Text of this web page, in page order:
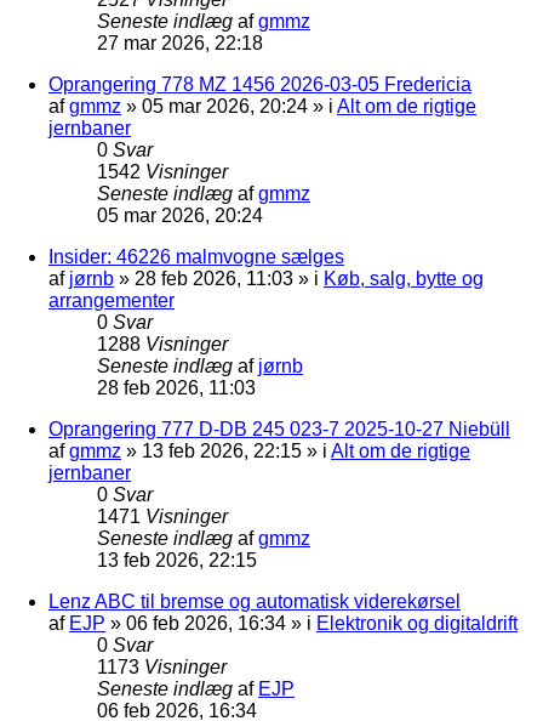
Seneste indlæg afgmmz
27 mar 2026, 22:18
Oprangering 778 MZ 1456 2026-03-05 Fredericia
afgmmz » 05 mar 2026, 20:24 » i Alt om de rigtige
jernbaner
0 Svar
1542 Visninger
Seneste indlæg afgmmz
05 mar 2026, 20:24
Insider: 46226 malmvogne sælges
af jørnb » 28 feb 2026, 11:03 » i Køb, salg, bytte og
arrangementer
0 Svar
1288 Visninger
Seneste indlæg af jørnb
28 feb 2026, 11:03
Oprangering 777 D-DB 245 023-7 2025-10-27 Niebüll
afgmmz » 13 feb 2026, 22:15 » i Alt om de rigtige
jernbaner
0 Svar
1471 Visninger
Seneste indlæg afgmmz
13 feb 2026, 22:15
Lenz ABC til bremse og automatisk viderekørsel
af EJP » 06 feb 2026, 16:34 » i Elektronik og digitaldrift
0 Svar
1173 Visninger
Seneste indlæg af EJP
06 feb 2026, 16:34